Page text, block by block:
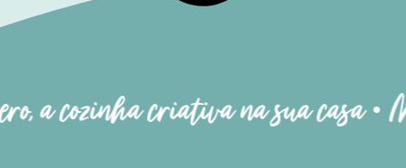
a cozinha criativa na sua casa •